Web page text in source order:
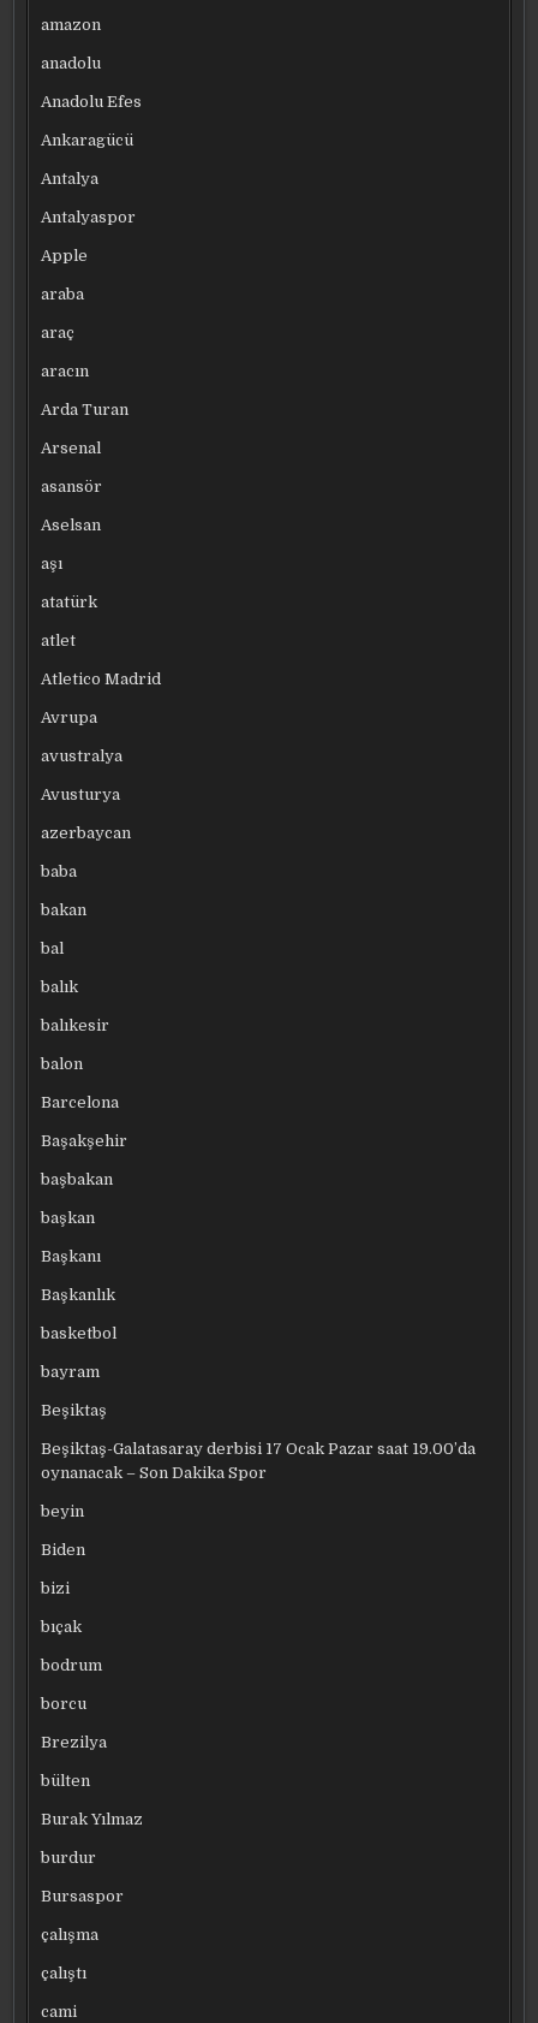
amazon
anadolu
Anadolu Efes
Ankaragücü
Antalya
Antalyaspor
Apple
araba
araç
aracın
Arda Turan
Arsenal
asansör
Aselsan
aşı
atatürk
atlet
Atletico Madrid
Avrupa
avustralya
Avusturya
azerbaycan
baba
bakan
bal
balık
balıkesir
balon
Barcelona
Başakşehir
başbakan
başkan
Başkanı
Başkanlık
basketbol
bayram
Beşiktaş
Beşiktaş-Galatasaray derbisi 17 Ocak Pazar saat 19.00’da
oynanacak – Son Dakika Spor
beyin
Biden
bizi
bıçak
bodrum
borcu
Brezilya
bülten
Burak Yılmaz
burdur
Bursaspor
çalışma
çalıştı
cami